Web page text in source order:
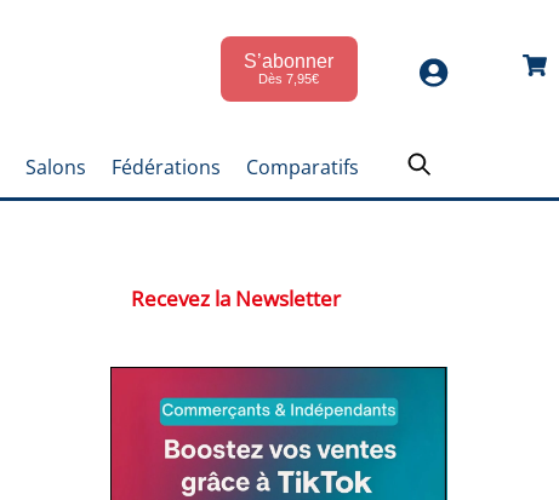
S’abonner
Dès 7,95€
Salons Fédérations Comparatifs
Recevez la Newsletter